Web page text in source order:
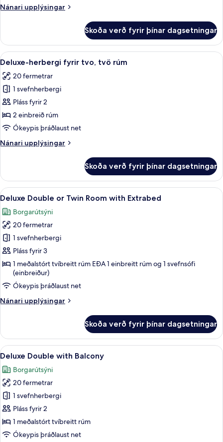
rúmi
Nánari upplýsingar
Nánari
herbergi
með
tvíbreiðu
Skoða verð fyrir þínar dagsetningar
Skoða
allar
myndir
fyrir
Deluxe-
herbergi
fyrir
tvö
Deluxe-herbergi fyrir tvo, tvö rúm |
7
Deluxe-herbergi fyrir tvo, tvö rúm
20 fermetrar
1 svefnherbergi
Pláss fyrir 2
2 einbreið rúm
Ókeypis þráðlaust net
Nánari upplýsingar
Nánari
herbergi
fyrir
tvo,
rúm
Skoða verð fyrir þínar dagsetningar
Skoða
allar
myndir
fyrir
Deluxe
Double
or
Twin
Room
with
Extrabed
Deluxe Double or Twin Room with
1
Deluxe Double or Twin Room with Extrabed
Borgarútsýni
20 fermetrar
1 svefnherbergi
Pláss fyrir 3
1 meðalstórt tvíbreitt rúm EÐA 1 einbreitt rúm og 1 svefnsófi
(einbreiður)
Ókeypis þráðlaust net
Nánari upplýsingar
Nánari
Double
or
Twin
with
Extrabed
Skoða verð fyrir þínar dagsetningar
Skoða
allar
myndir
fyrir
Deluxe
Double
with
Balcony
Deluxe Double with Balcony |
1
Deluxe Double with Balcony
Borgarútsýni
20 fermetrar
1 svefnherbergi
Pláss fyrir 2
1 meðalstórt tvíbreitt rúm
Ókeypis þráðlaust net